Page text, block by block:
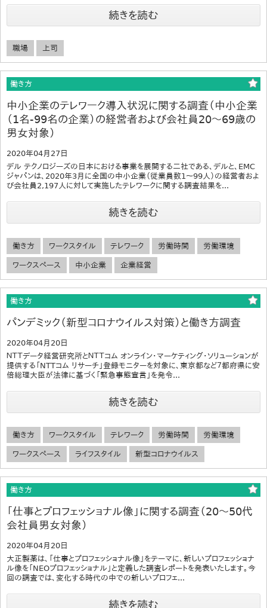
続きを読む
職場 上司
働き方
中小企業のテレワーク導入状況に関する調査（中小企業
（1名-99名の企業）の経営者および会社員20～69歳の
男女対象）
2020年04月27日
デル テクノロジーズの日本における事業を展開する二社である、デルと、EMC
ジャパンは、2020年3月に全国の中小企業（従業員数1～99人）の経営者およ
び会社員2,197人に対して実施したテレワークに関する調査結果を...
続きを読む
働き方 ワークスタイル テレワーク 労働時間 労働環境
ワークスペース 中小企業 企業経営
働き方
パンデミック（新型コロナウイルス対策）と働き方調査
2020年04月20日
ＮＴＴデータ経営研究所とＮＴＴコム オンライン・マーケティング・ソリューションが
提供する「NTTコム リサーチ」登録モニターを対象に、東京都など７都府県に安
倍総理大臣が法律に基づく「緊急事態宣言」を発令...
続きを読む
働き方 ワークスタイル テレワーク 労働時間 労働環境
ワークスペース ライフスタイル 新型コロナウイルス
働き方
「仕事とプロフェッショナル像」に関する調査（20～50代
会社員男女対象）
2020年04月20日
大正製薬は、「仕事とプロフェッショナル像」をテーマに、新しいプロフェッショナ
ル像を「NEOプロフェッショナル」と定義した調査レポートを発表いたします。今
回の調査では、変化する時代の中での新しいプロフェ...
続きを読む